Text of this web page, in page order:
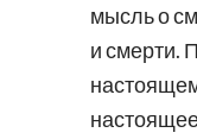
мысль о
и смерти.